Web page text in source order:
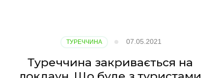
скасує
тести
ТУРЕЧЧИНА 07.05.2021
Туреччина закривається на